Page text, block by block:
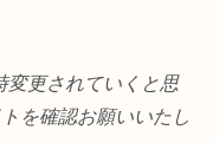
変更されていくと思
を確認お願いいたし